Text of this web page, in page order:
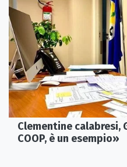
Clementine calabresi,
COOP, è un esempio»